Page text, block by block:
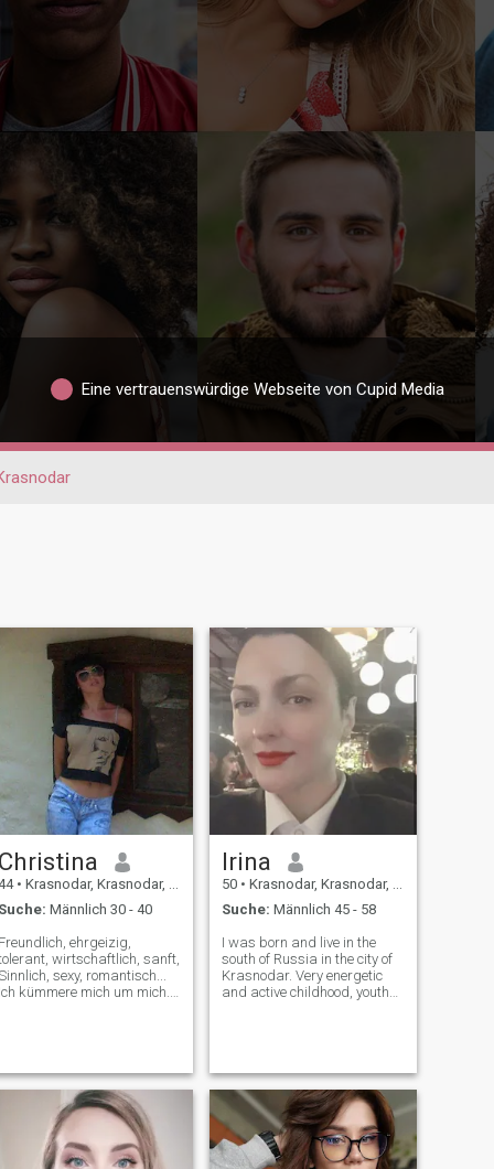
Eine vertrauenswürdige Webseite von Cupid Media
Christina
• Krasnodar, Krasnodar, Russland
Suche: Männlich 30 - 40
Freundlich, ehrgeizig,
wirtschaftlich, sanft,
sexy, romantisch...
Ich kümmere mich um mich.
ich selbst zu sein.
ich bin aufrichtig,
sinnlich und sanft zu dem
Mann, den ich lieben werde
und der für mich notwendig
wird. Er wird sich nicht
Irina
50 • Krasnodar, Krasnodar, Russland
Suche: Männlich 45 - 58
I was born and live in the
south of Russia in the city of
Krasnodar. Very energetic
and active childhood, youth
fitness, swimming, diving,
parach